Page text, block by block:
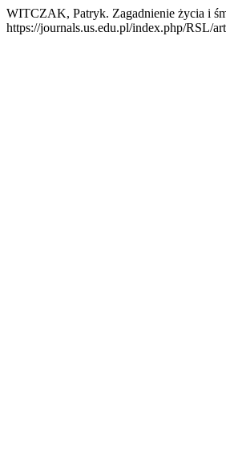
WITCZAK, Patryk. Zagadnienie życia i
https://journals.us.edu.pl/index.php/RSL/